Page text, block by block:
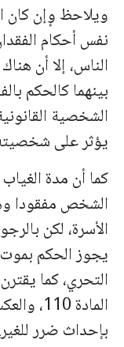
ويلاحظ وٕإن كان
نفس أحكام
الناس، إلا أن
بينهما كالحكم
الشخصية
يؤثر على شخصيته
كما أن مدة
الأسرة، لكن
يجوز الحكم
التحري، كما
المادة
بإحداث ضرر